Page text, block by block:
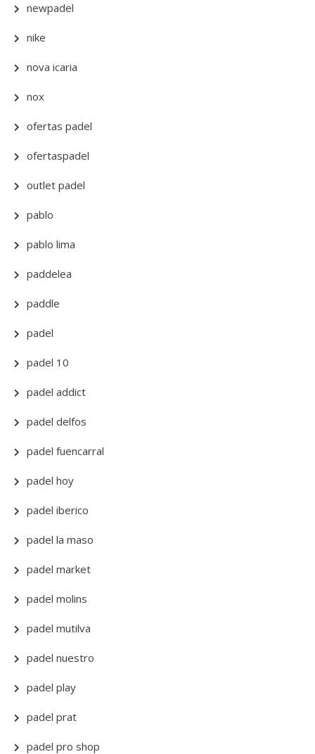
newpadel
nike
nova icaria
nox
ofertas padel
ofertaspadel
outlet padel
pablo
pablo lima
paddelea
paddle
padel
padel 10
padel addict
padel delfos
padel fuencarral
padel hoy
padel iberico
padel la maso
padel market
padel molins
padel mutilva
padel nuestro
padel play
padel prat
padel pro shop